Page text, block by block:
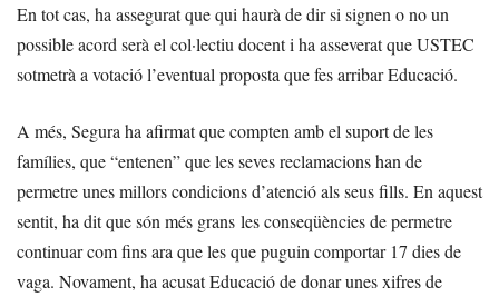
En tot cas, ha assegurat que qui haurà de dir si signen o no un
possible acord serà el col·lectiu docent i ha asseverat que USTEC
sotmetrà a votació l’eventual proposta que fes arribar Educació.
A més, Segura ha afirmat que compten amb el suport de les
famílies, que “entenen” que les seves reclamacions han de
permetre unes millors condicions d’atenció als seus fills. En aquest
sentit, ha dit que són més grans les conseqüències de permetre
continuar com fins ara que les que puguin comportar 17 dies de
vaga. Novament, ha acusat Educació de donar unes xifres de